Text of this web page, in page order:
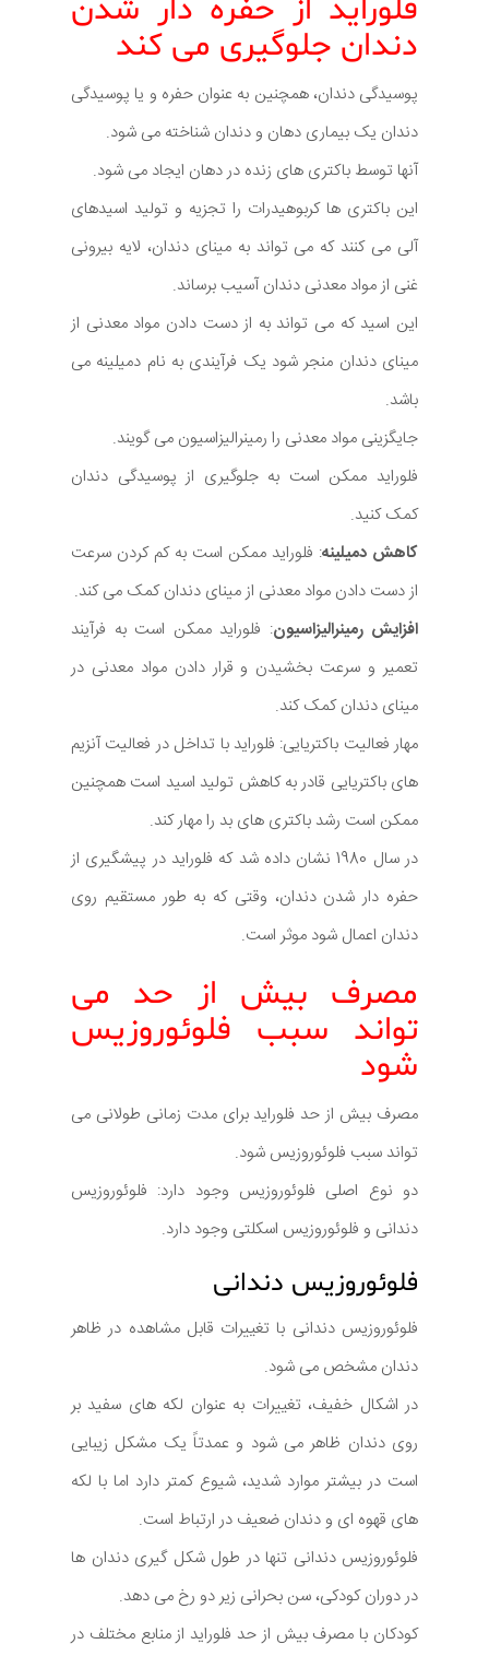
فلوراید از حفره دار شدن
دندان جلوگیری می کند
پوسیدگی دندان، همچنین به عنوان حفره و یا پوسیدگی
دندان یک بیماری دهان و دندان شناخته می شود.
آنها توسط باکتری های زنده در دهان ایجاد می شود.
این باکتری ها کربوهیدرات را تجزیه و تولید اسیدهای
آلی می کنند که می تواند به مینای دندان، لایه بیرونی
غنی از مواد معدنی دندان آسیب برساند.
این اسید که می تواند به از دست دادن مواد معدنی از
مینای دندان منجر شود یک فرآیندی به نام دمیلینه می
باشد.
جایگزینی مواد معدنی را رمینرالیزاسیون می گویند.
فلوراید ممکن است به جلوگیری از پوسیدگی دندان
کمک کنید.
کاهش دمیلینه: فلوراید ممکن است به کم کردن سرعت
از دست دادن مواد معدنی از مینای دندان کمک می کند.
افزایش رمینرالیزاسیون: فلوراید ممکن است به فرآیند
تعمیر و سرعت بخشیدن و قرار دادن مواد معدنی در
مینای دندان کمک کند.
مهار فعالیت باکتریایی: فلوراید با تداخل در فعالیت آنزیم
های باکتریایی قادر به کاهش تولید اسید است همچنین
ممکن است رشد باکتری های بد را مهار کند.
در سال 1980 نشان داده شد که فلوراید در پیشگیری از
حفره دار شدن دندان، وقتی که به طور مستقیم روی
دندان اعمال شود موثر است.
مصرف بیش از حد می
تواند سبب فلوئوروزیس
شود
مصرف بیش از حد فلوراید برای مدت زمانی طولانی می
تواند سبب فلوئوروزیس شود.
دو نوع اصلی فلوئوروزیس وجود دارد: فلوئوروزیس
دندانی و فلوئوروزیس اسکلتی وجود دارد.
فلوئوروزیس دندانی
فلوئوروزیس دندانی با تغییرات قابل مشاهده در ظاهر
دندان مشخص می شود.
در اشکال خفیف، تغییرات به عنوان لکه های سفید بر
روی دندان ظاهر می شود و عمدتاً یک مشکل زیبایی
است در بیشتر موارد شدید، شیوع کمتر دارد اما با لکه
های قهوه ای و دندان ضعیف در ارتباط است.
فلوئوروزیس دندانی تنها در طول شکل گیری دندان ها
در دوران کودکی، سن بحرانی زیر دو رخ می دهد.
کودکان با مصرف بیش از حد فلوراید از منابع مختلف در